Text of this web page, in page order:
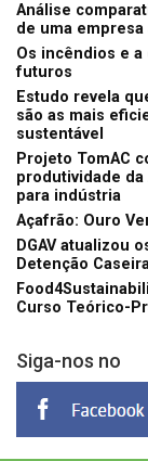
Análise
de uma
Os incêndios e
futuros
Estudo revela
são as mais
sustentável
Projeto TomAC
produtividade
para indústria
Açafrão: Ouro
DGAV atualizou
Detenção
Curso Teórico-
Siga-nos no